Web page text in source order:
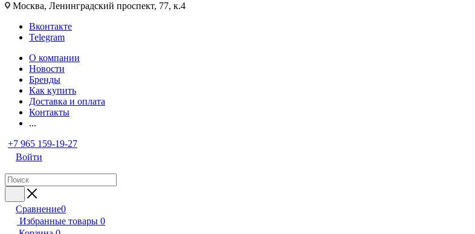
Москва, Ленинградский проспект, 77, к.4
Вконтакте
Telegram
О компании
Новости
Бренды
Как купить
Доставка и оплата
Контакты
...
+7 965 159-19-27
Войти
Сравнение0
Избранные товары 0